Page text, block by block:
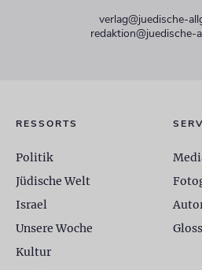
verlag@juedische-
redaktion@juedische-
RESSORTS
Politik
Jüdische Welt
Israel
Unsere Woche
Kultur